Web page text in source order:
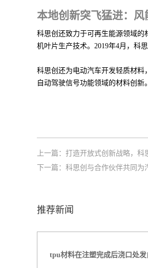
本地创新突飞猛进：风
科思创还致力于可再生能源领域
机叶片生产技术。2019年4月，科
科思创还为电动汽车开发轻质材
自动驾驶信号功能领域的材料创新。
上一篇： 打造开放式创新战略，科
下一篇： 科思创与合作伙伴共同为
推荐新闻
tpu材料在注塑完成后浇口处发